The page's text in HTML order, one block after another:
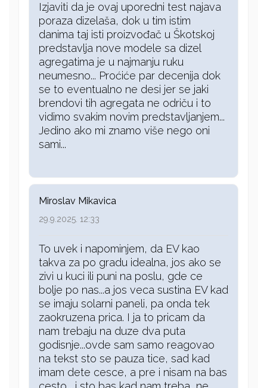
Izjaviti da je ovaj uporedni test najava
poraza dizelaša, dok u tim istim
danima taj isti proizvođač u Škotskoj
predstavlja nove modele sa dizel
agregatima je u najmanju ruku
neumesno... Proćiće par decenija dok
se to eventualno ne desi jer se jaki
brendovi tih agregata ne odriču i to
vidimo svakim novim predstavljanjem...
Jedino ako mi znamo više nego oni
sami...
Miroslav Mikavica
29.9.2025. 12:33
To uvek i napominjem, da EV kao
takva za po gradu idealna, jos ako se
zivi u kuci ili puni na poslu, gde ce
bolje po nas...a jos veca sustina EV kad
se imaju solarni paneli, pa onda tek
zaokruzena prica. I ja to pricam da
nam trebaju na duze dva puta
godisnje...ovde sam samo reagovao
na tekst sto se pauza tice, sad kad
imam dete cesce, a pre i nisam na bas